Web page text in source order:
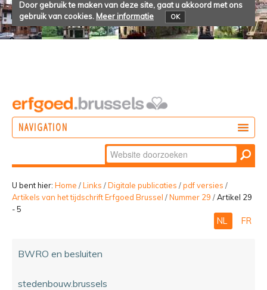
Door gebruik te maken van deze site, gaat u akkoord met ons
gebruik van cookies. Meer informatie OK
NAVIGATION
BELEVEN
Zoek
Geavanceerd
zoeken...
U bent hier: Home /Links /Digitale publicaties /pdf versies /
Artikels van het tijdschrift Erfgoed Brussel /Nummer 29 /Artikel 29
- 5
NL FR
BWRO en besluiten
stedenbouw.brussels